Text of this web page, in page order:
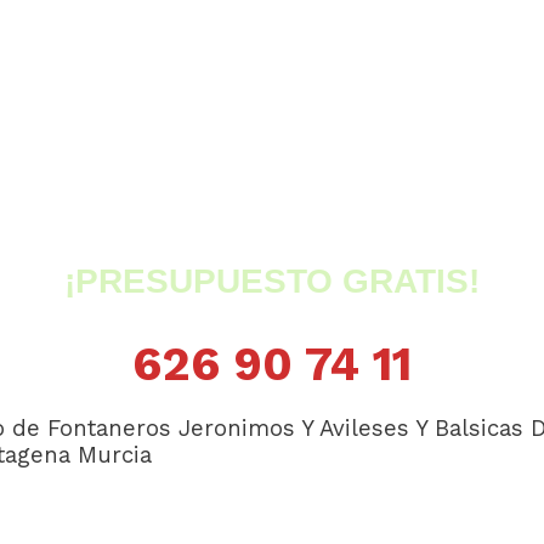
¡PRESUPUESTO GRATIS!
626 90 74 11
Fontaneros Jeronimos Y Avileses Y Balsicas
Murcia